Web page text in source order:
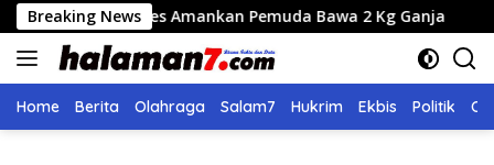
Langsung
ke
konten
Breaking News
Lues Amankan Pemuda Bawa 2 Kg Ganja Seleksi
Home Berita Olahraga Salam7 Hukrim Ekbis Politik